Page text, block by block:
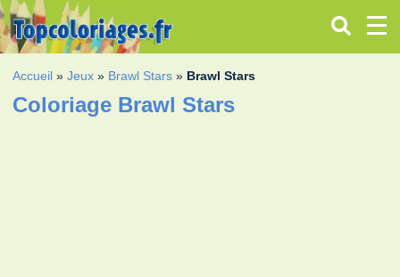
Accueil »Jeux » Brawl Stars » Brawl Stars
Coloriage Brawl Stars